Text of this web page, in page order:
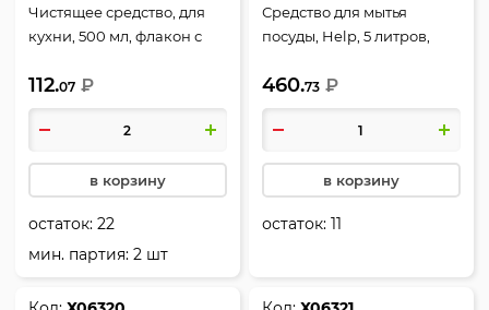
Чистящее средство, для
кухни, 500 мл, флакон с
Чистая кухня, 4-5705
112.07 ₽
в корзину
остаток:22
мин. партия: 2 шт
Средство для мытья
посуды, Help, 5 литров,
460.73 ₽
в корзину
остаток:11